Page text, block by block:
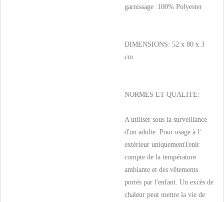
garnissage :100% Polyester
DIMENSIONS: 52 x 80 x 3
cm
NORMES ET QUALITE:
A utiliser sous la surveillance
d'un adulte. Pour usage à l'
extérieur uniquementTenir
compte de la température
ambiante et des vêtements
portés par l'enfant. Un excès de
chaleur peut mettre la vie de